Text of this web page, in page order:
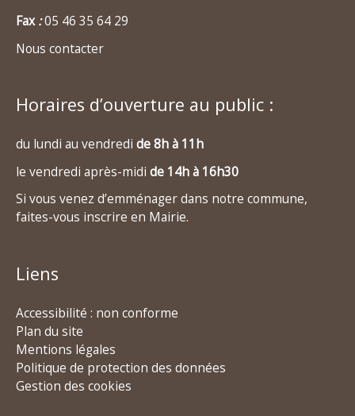
Fax:05 46 35 64 29
Nous contacter
Horaires d’ouverture au public :
du lundi au vendredi de 8h à 11h
le vendredi après-midi de 14h à 16h30
Si vous venez d’emménager dans notre commune,
faites-vous inscrire en Mairie.
Liens
Accessibilité : non conforme
Plan du site
Mentions légales
Politique de protection des données
Gestion des cookies